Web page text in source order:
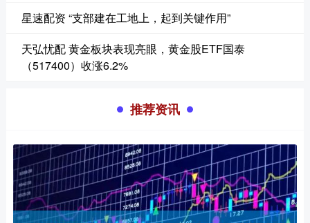
星速配资 “支部建在工地上，起到关键作用”
天弘忧配 黄金板块表现亮眼，黄金股ETF国泰
（517400）收涨6.2%
推荐资讯